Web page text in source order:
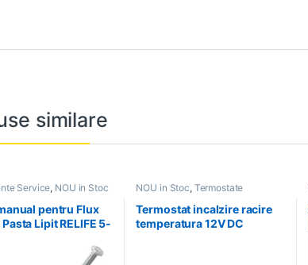
similare
Service, NOU in Stoc
pentru Flux
Lipit RELIFE 5-
NOU in Stoc, Termostate
Termostat incalzire racire
temperatura 12V DC